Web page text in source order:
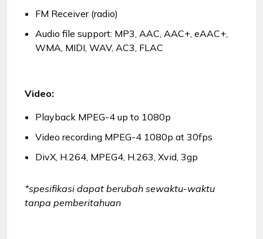
FM Receiver (radio)
Audio file support: MP3, AAC, AAC+, eAAC+,
WMA, MIDI, WAV, AC3, FLAC
Video:
Playback MPEG-4 up to 1080p
Video recording MPEG-4 1080p at 30fps
DivX, H.264, MPEG4, H.263, Xvid, 3gp
*spesifikasi dapat berubah sewaktu-waktu
tanpa pemberitahuan